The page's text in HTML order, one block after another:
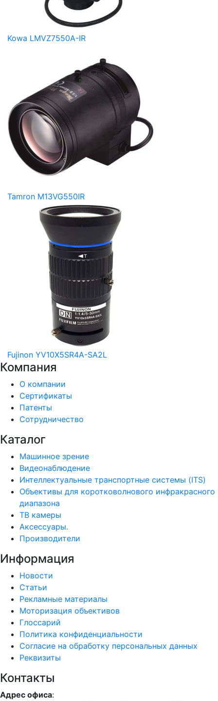
Kowa LMVZ7550A-IR
Tamron M13VG550IR
Fujinon YV10X5SR4A-SA2L
Компания
О компании
Сертификаты
Патенты
Сотрудничество
Каталог
Машинное зрение
Видеонаблюдение
Интеллектуальные транспортные системы (ITS)
Объективы для коротковолнового инфракрасного
диапазона
ТВ камеры
Аксессуары.
Производители
Информация
Новости
Статьи
Рекламные материалы
Моторизация объективов
Глоссарий
Политика конфиденциальности
Согласие на обработку персональных данных
Реквизиты
Контакты
Адрес офиса: